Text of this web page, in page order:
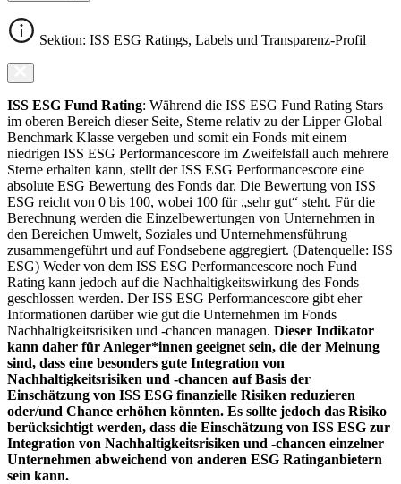
Sektion: ISS ESG Ratings, Labels und Transparenz-Profil
ISS ESG Fund Rating: Während die ISS ESG Fund Rating Stars
im oberen Bereich dieser Seite, Sterne relativ zu der Lipper Global
Benchmark Klasse vergeben und somit ein Fonds mit einem
niedrigen ISS ESG Performancescore im Zweifelsfall auch mehrere
Sterne erhalten kann, stellt der ISS ESG Performancescore eine
absolute ESG Bewertung des Fonds dar. Die Bewertung von ISS
ESG reicht von 0 bis 100, wobei 100 für „sehr gut“ steht. Für die
Berechnung werden die Einzelbewertungen von Unternehmen in
den Bereichen Umwelt, Soziales und Unternehmensführung
zusammengeführt und auf Fondsebene aggregiert. (Datenquelle: ISS
ESG) Weder von dem ISS ESG Performancescore noch Fund
Rating kann jedoch auf die Nachhaltigkeitswirkung des Fonds
geschlossen werden. Der ISS ESG Performancescore gibt eher
Informationen darüber wie gut die Unternehmen im Fonds
Nachhaltigkeitsrisiken und -chancen managen. Dieser Indikator
kann daher für Anleger*innen geeignet sein, die der Meinung
sind, dass eine besonders gute Integration von
Nachhaltigkeitsrisiken und -chancen auf Basis der
Einschätzung von ISS ESG finanzielle Risiken reduzieren
oder/und Chance erhöhen könnten. Es sollte jedoch das Risiko
berücksichtigt werden, dass die Einschätzung von ISS ESG zur
Integration von Nachhaltigkeitsrisiken und -chancen einzelner
Unternehmen abweichend von anderen ESG Ratinganbietern
sein kann.